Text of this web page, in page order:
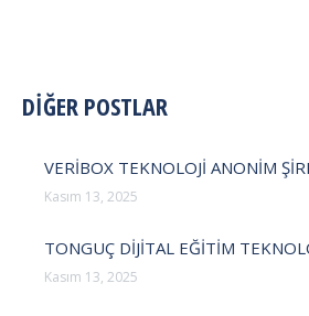
POST
DİĞER POSTLAR
VERİBOX TEKNOLOJİ ANONİM
Kasım 13, 2025
TONGUÇ DİJİTAL EĞİTİM
Kasım 13, 2025